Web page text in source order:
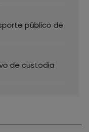
público de
de custodia